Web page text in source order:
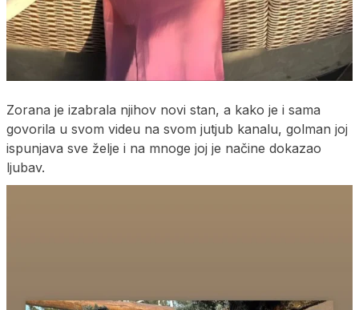
Zorana je izabrala njihov novi stan, a kako je i sama
govorila u svom videu na svom jutjub kanalu, golman joj
ispunjava sve želje i na mnoge joj je načine dokazao
ljubav.